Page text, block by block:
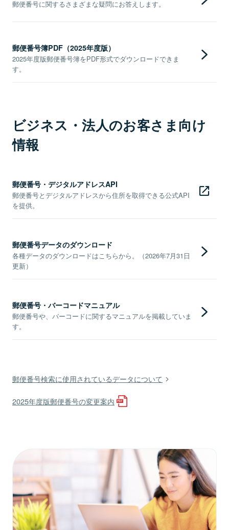
郵便番号に関するさまざまな疑問にお答えします。
郵便番号簿PDF（2025年度版）
2025年度版郵便番号簿をPDF形式でダウンロードできま
す。
ビジネス・法人のお客さま向け
情報
郵便番号・デジタルアドレスAPI
郵便番号とデジタルアドレスから住所を取得できる公式API
を提供。
郵便番号データのダウンロード
各種データのダウンロードはこちらから。（2026年7月31日
更新）
郵便番号・バーコードマニュアル
郵便番号や、バーコードに関するマニュアルを掲載していま
す。
郵便番号検索に使用されているデータについて
2025年度版郵便番号の変更案内